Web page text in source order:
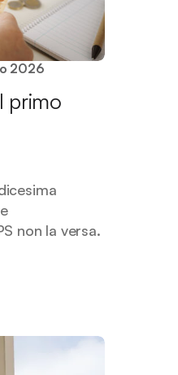
2026
primo
non la versa.